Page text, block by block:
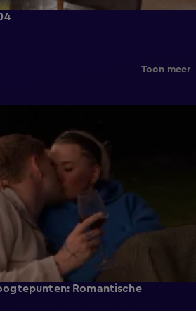
Toon meer
Romantische